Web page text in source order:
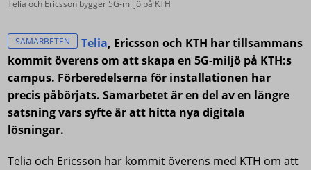
Telia och Ericsson bygger 5G-miljö på KTH
SAMARBETEN Telia, Ericsson och KTH har tillsammans
kommit överens om att skapa en 5G-miljö på KTH:s
campus. Förberedelserna för installationen har
precis påbörjats. Samarbetet är en del av en längre
satsning vars syfte är att hitta nya digitala
lösningar.
Telia och Ericsson har kommit överens med KTH om att